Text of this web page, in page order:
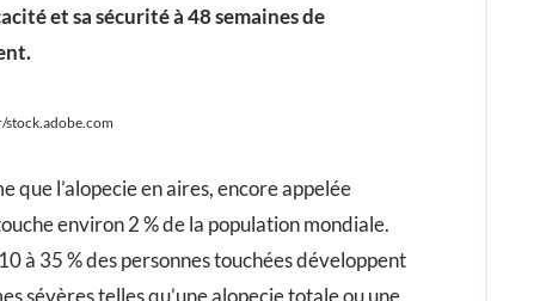
et sa sécurité à 48 semaines de
stock.adobe.com
que l’alopecie en aires, encore appelée
environ 2 % de la population mondiale.
à 35 % des personnes touchées développent
sévères telles qu’une alopecie totale ou une